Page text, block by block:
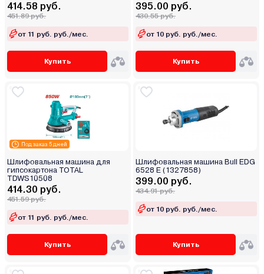
414.58 руб.
451.89 руб.
от 11 руб. руб./мес.
Купить
395.00 руб.
430.55 руб.
от 10 руб. руб./мес.
Купить
Под заказ 5 дней
Шлифовальная машина для
гипсокартона TOTAL
TDWS10508
414.30 руб.
451.59 руб.
от 11 руб. руб./мес.
Купить
Шлифовальная машина Bull EDG
6528 E (1327858)
399.00 руб.
434.91 руб.
от 10 руб. руб./мес.
Купить